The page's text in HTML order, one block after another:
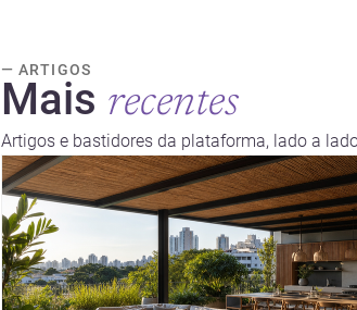
— ARTIGOS
Mais recentes
Artigos e bastidores da plataforma, lado a